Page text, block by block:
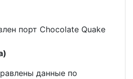
порт Chocolate Quake
данные по